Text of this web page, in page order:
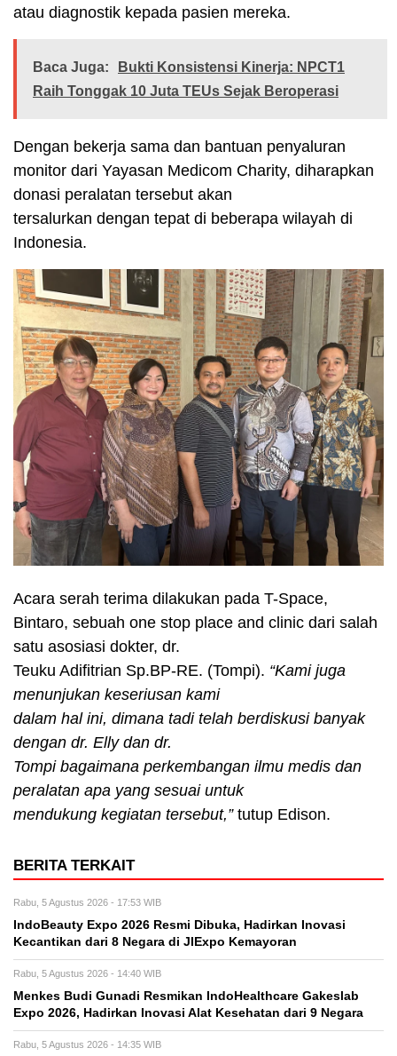
atau diagnostik kepada pasien mereka.
Baca Juga:
Bukti Konsistensi Kinerja: NPCT1
Raih Tonggak 10 Juta TEUs Sejak Beroperasi
Dengan bekerja sama dan bantuan penyaluran
monitor dari Yayasan Medicom Charity, diharapkan
donasi peralatan tersebut akan
tersalurkan dengan tepat di beberapa wilayah di
Indonesia.
Acara serah terima dilakukan pada T-Space,
Bintaro, sebuah one stop place and clinic dari salah
satu asosiasi dokter, dr.
Teuku Adifitrian Sp.BP-RE. (Tompi). “Kami juga
menunjukan keseriusan kami
dalam hal ini, dimana tadi telah berdiskusi banyak
dengan dr. Elly dan dr.
Tompi bagaimana perkembangan ilmu medis dan
peralatan apa yang sesuai untuk
mendukung kegiatan tersebut,” tutup Edison.
BERITA TERKAIT
Rabu, 5 Agustus 2026 - 17:53 WIB
IndoBeauty Expo 2026 Resmi Dibuka, Hadirkan Inovasi
Kecantikan dari 8 Negara di JIExpo Kemayoran
Rabu, 5 Agustus 2026 - 14:40 WIB
Menkes Budi Gunadi Resmikan IndoHealthcare Gakeslab
Expo 2026, Hadirkan Inovasi Alat Kesehatan dari 9 Negara
Rabu, 5 Agustus 2026 - 14:35 WIB